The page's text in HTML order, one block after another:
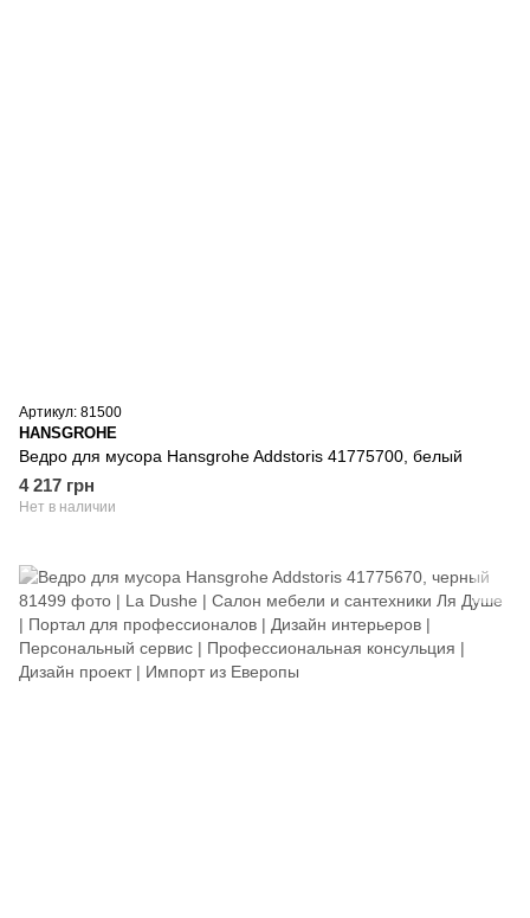
Артикул: 81500
HANSGROHE
Ведро для мусора Hansgrohe Addstoris 41775700, белый
4 217 грн
Нет в наличии